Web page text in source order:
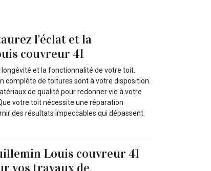
l'éclat et la
couvreur 41
et la fonctionnalité de votre toit.
complète de toitures sont à votre disposition.
de qualité pour redonner vie à votre
votre toit nécessite une réparation
des résultats impeccables qui dépassent
Louis couvreur 41
vos travaux de